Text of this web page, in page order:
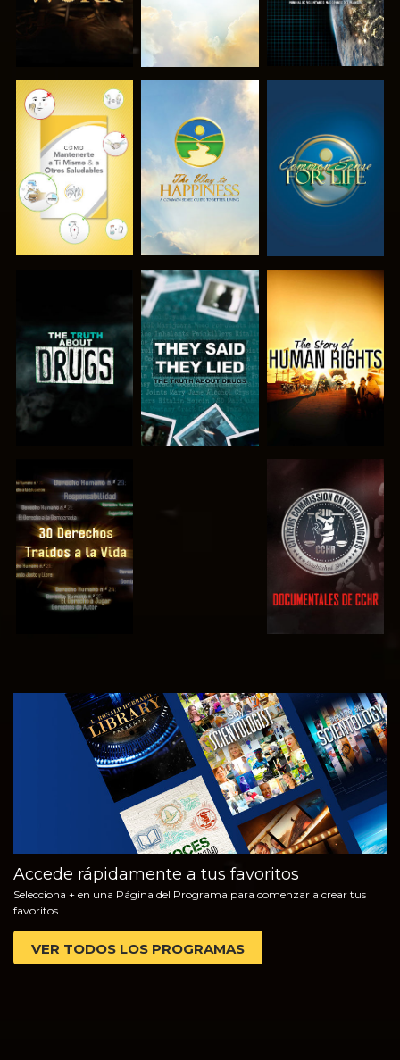
VE VE VE
VE VE
VE VE
VE
EXPLORA LAS
SERIES
Accede rápidamente a tus favoritos
Selecciona + en una Página del Programa para comenzar a crear tus
favoritos
VER TODOS LOS PROGRAMAS